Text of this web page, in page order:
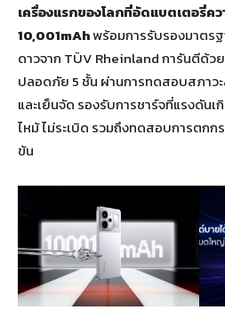
เครื่องแรกของโลกที่อัดแบตเตอรี่ค
10,001mAhพร้อมการรับรองมาตร
ดาวจาก TÜV Rheinland การันตีด้
ปลอดภัย 5 ชั้น ผ่านการทดสอบสภา
และเย็นจัด รองรับการชาร์จที่แรงดัน
ไหม้ ไม่ระเบิด รวมถึงทดสอบการตกก
ข้น